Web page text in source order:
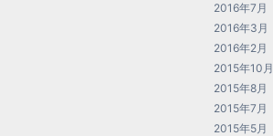
2016年7月
2016年3月
2016年2月
2015年10月
2015年8月
2015年7月
2015年5月